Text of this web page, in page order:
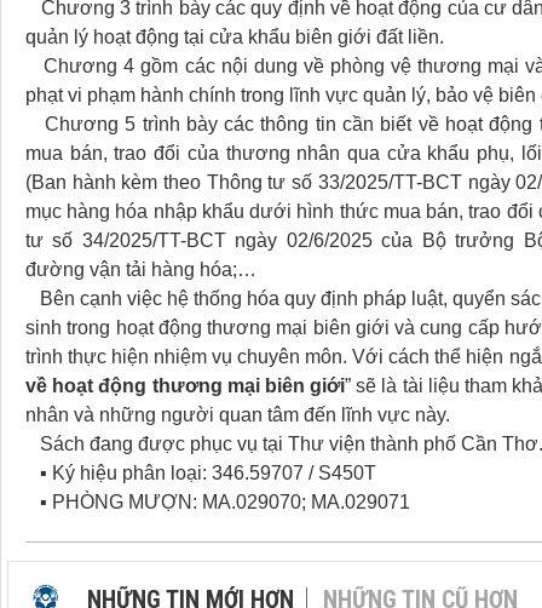
Chương 3 trình bày các quy định về hoạt động của cư
quản lý hoạt động tại cửa khẩu biên giới đất liền.
Chương 4 gồm các nội dung về phòng vệ thương mại
phạt vi phạm hành chính trong lĩnh vực quản lý, bảo vệ
Chương 5 trình bày các thông tin cần biết về hoạt
mua bán, trao đổi của thương nhân qua cửa khẩu phụ,
(Ban hành kèm theo Thông tư số 33/2025/TT-BCT ngày
mục hàng hóa nhập khẩu dưới hình thức mua bán, trao
tư số 34/2025/TT-BCT ngày 02/6/2025 của Bộ trưởng
đường vận tải hàng hóa;…
Bên cạnh việc hệ thống hóa quy định pháp luật, quyển
sinh trong hoạt động thương mại biên giới và cung cấp
trình thực hiện nhiệm vụ chuyên môn. Với cách thể hiện
về hoạt động thương mại biên giới” sẽ là tài liệu tham
nhân và những người quan tâm đến lĩnh vực này.
Sách đang được phục vụ tại Thư viện thành phố Cần
▪ Ký hiệu phân loại: 346.59707 / S450T
▪ PHÒNG MƯỢN: MA.029070; MA.029071
NHỮNG TIN MỚI HƠN NHỮNG TIN CŨ HƠN